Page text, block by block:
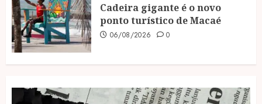
Cadeira gigante é o novo
ponto turístico de Macaé
06/08/2026 0